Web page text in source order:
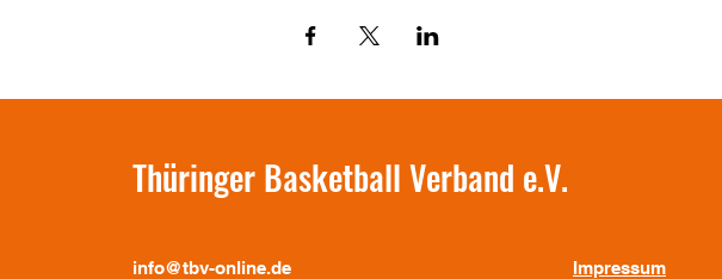
Thüringer Basketball Verband e.V.
info@tbv-online.de
Impressum